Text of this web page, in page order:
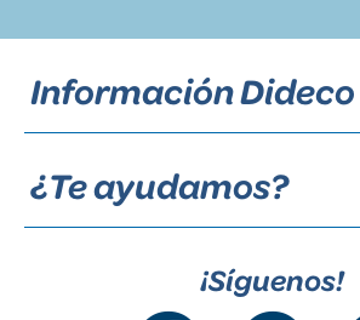
Información Dideco
¿Te ayudamos?
¡Síguenos!